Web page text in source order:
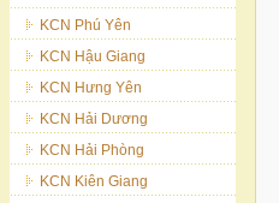
KCN Phú Yên
KCN Hậu Giang
KCN Hưng Yên
KCN Hải Dương
KCN Hải Phòng
KCN Kiên Giang